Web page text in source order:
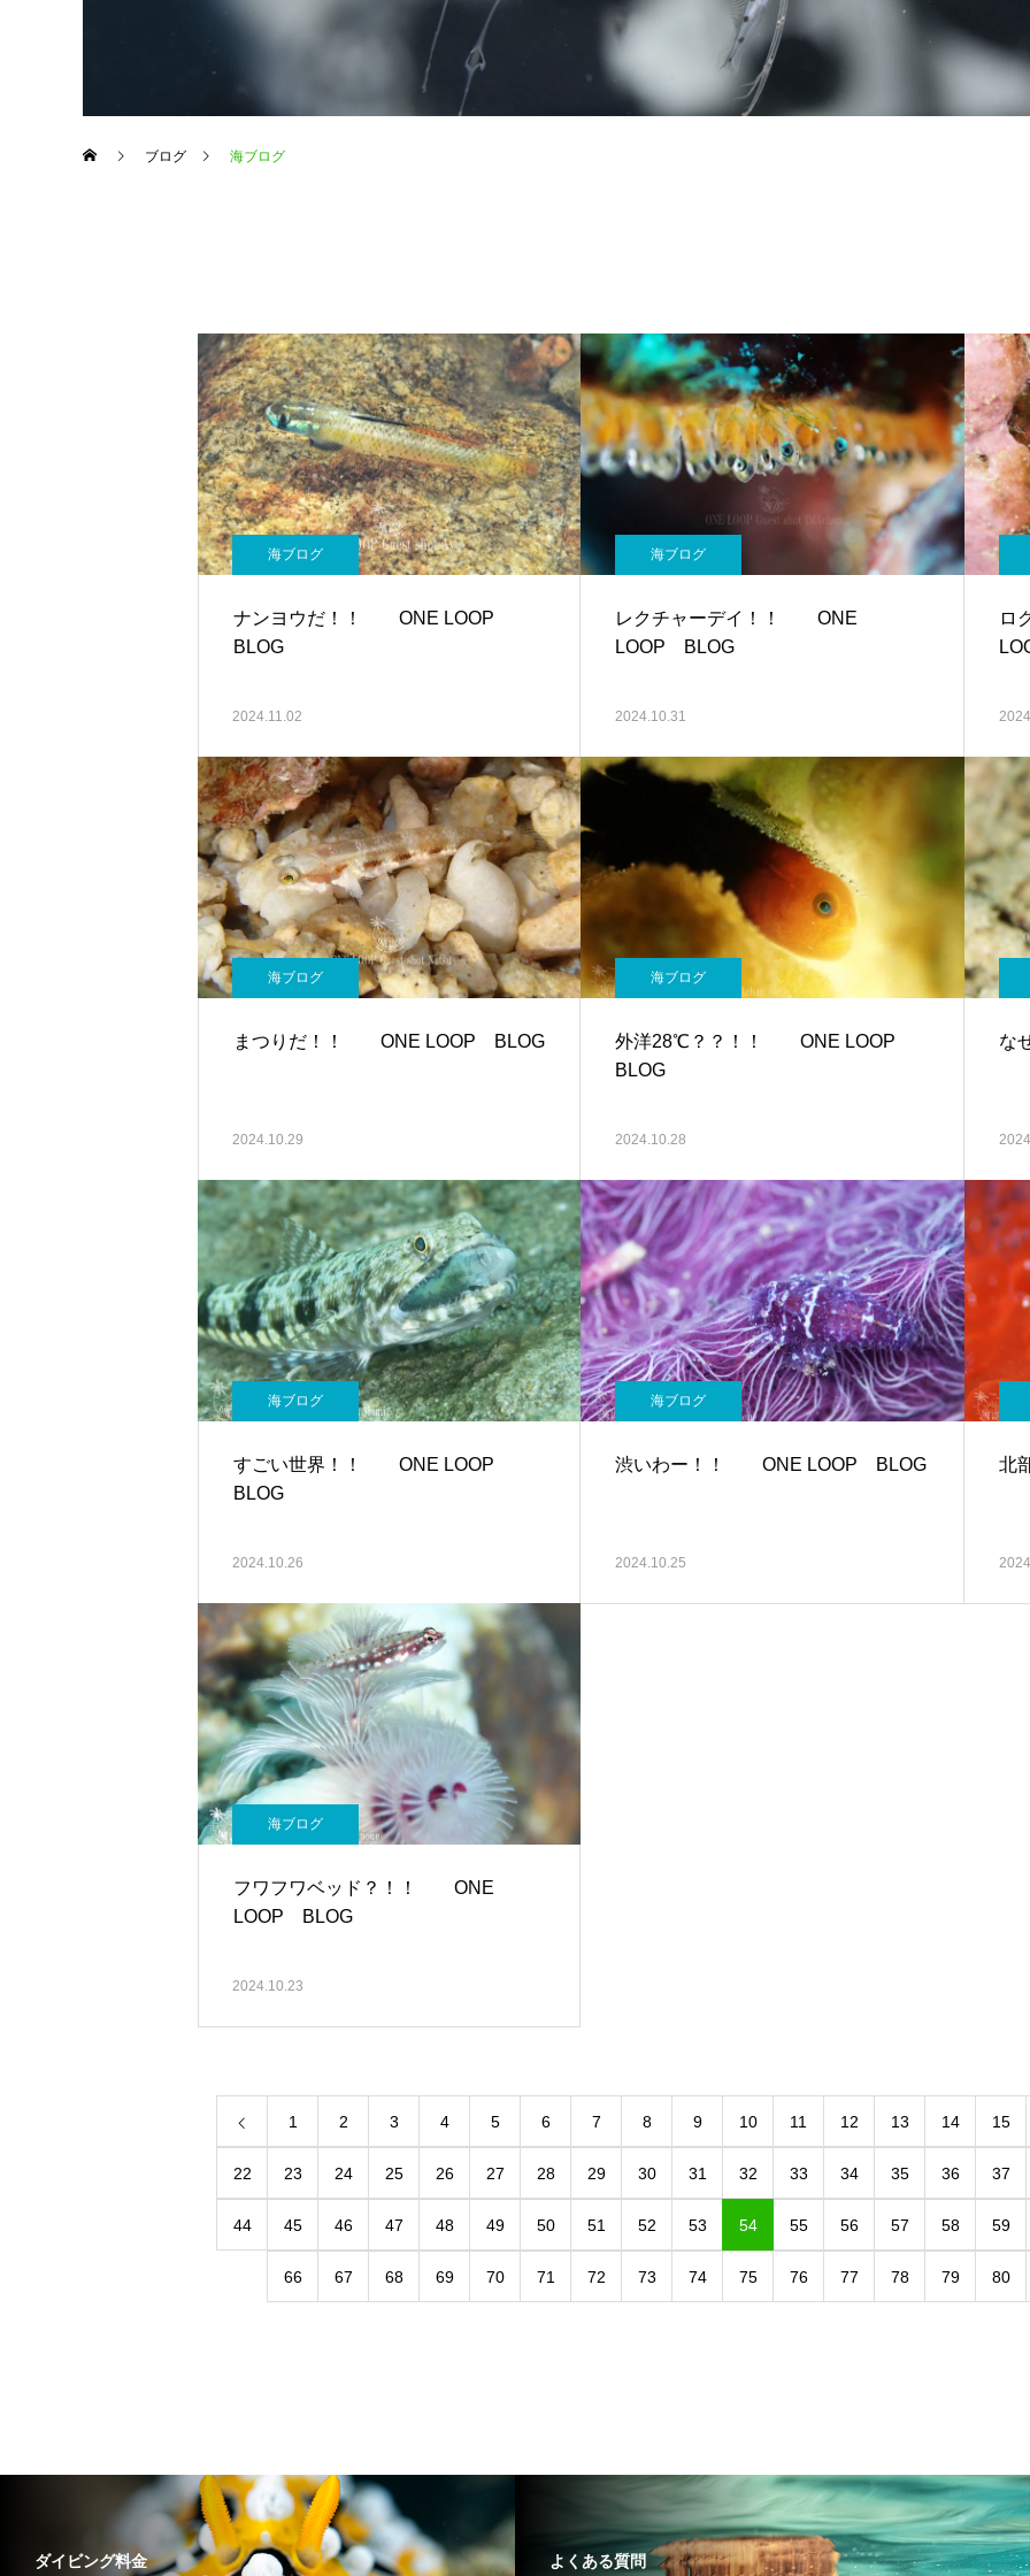
ブログ 海ブログ
海ブログ
ナンヨウだ！！ ONE LOOP
BLOG
2024.11.02
海ブログ
レクチャーデイ！！ ONE
LOOP BLOG
2024.10.31
ロ
海ブログ
まつりだ！！ ONE LOOP BLOG
2024.10.29
海ブログ
外洋28℃？？！！ ONE LOOP
BLOG
2024.10.28
な
海ブログ
すごい世界！！ ONE LOOP
BLOG
2024.10.26
海ブログ
渋いわー！！ ONE LOOP BLOG
2024.10.25
北
海ブログ
フワフワベッド？！！ ONE
LOOP BLOG
2024.10.23
1 2 3 4 5 6 7 8 9 10 11 12 13 14 15
22 23 24 25 26 27 28 29 30 31 32 33 34 35 36 37
44 45 46 47 48 49 50 51 52 53 54 55 56 57 58 59
66 67 68 69 70 71 72 73 74 75 76 77 78 79 80
ダイビング料金 よくある質問